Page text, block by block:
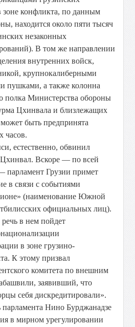
зоне конфликта, по данным
находится около пяти тысяч
незаконных
В том же направлении
внутренних войск,
крупнокалиберными
пушками, а также колонна
полка Министерства обороны
Цхинвала и близлежащих
быть предпринята
часов.
естественно, обвинил
Вскоре — по всей
парламент Грузии примет
в связи с событиями
(наименование Южной
официальных лиц).
в нем пойдет
в зоне грузино-
К этому призвал
комитета по внешним
заявивший, что
себя дискредитировали».
парламента Нино Бурджанадзе
в мирном урегулировании